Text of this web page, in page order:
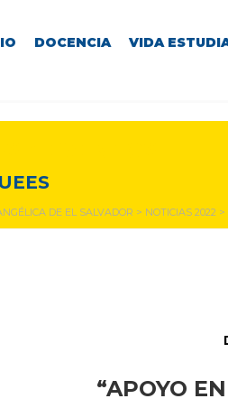
DOCENCIA VIDA
DE EL SALVADOR > NOTICIAS 2022 >
“APOYO